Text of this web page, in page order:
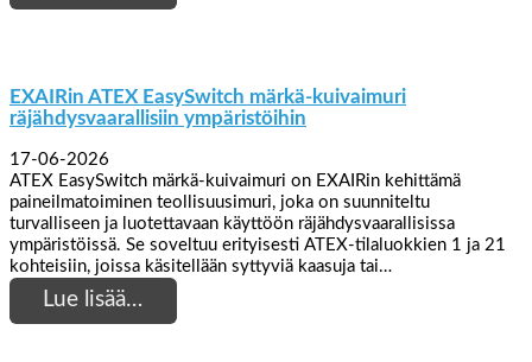
EXAIRin ATEX EasySwitch märkä-kuivaimuri
räjähdysvaarallisiin ympäristöihin
17-06-2026
ATEX EasySwitch märkä-kuivaimuri on EXAIRin kehittämä
paineilmatoiminen teollisuusimuri, joka on suunniteltu
turvalliseen ja luotettavaan käyttöön räjähdysvaarallisissa
ympäristöissä. Se soveltuu erityisesti ATEX-tilaluokkien 1 ja 21
kohteisiin, joissa käsitellään syttyviä kaasuja tai…
Lue lisää…